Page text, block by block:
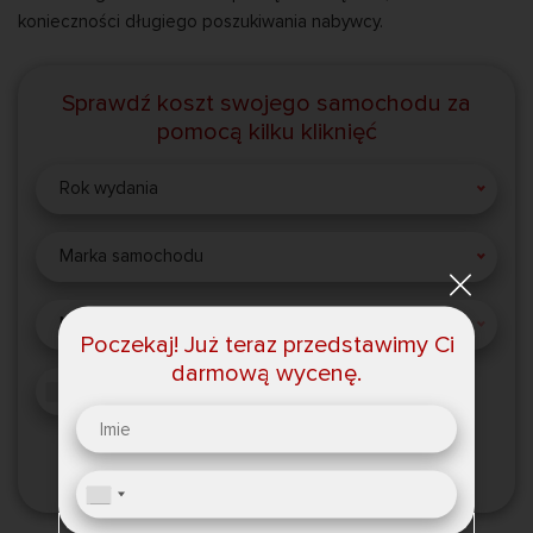
konieczności długiego poszukiwania nabywcy.
Sprawdź koszt swojego samochodu za
pomocą kilku kliknięć
Rok wydania
Marka samochodu
Model samochodu
SPRAWDŹ
Poczekaj! Już teraz przedstawimy Ci
darmową wycenę.